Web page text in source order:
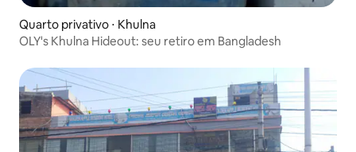
Quarto privativo ⋅ Khulna
OLY's Khulna Hideout: seu retiro em Bangladesh